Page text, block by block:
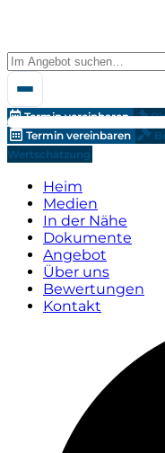
Termin vereinbaren
Termin vereinbaren
Wertschätzung
Heim
Medien
In der Nähe
Dokumente
Angebot
Über uns
Bewertungen
Kontakt